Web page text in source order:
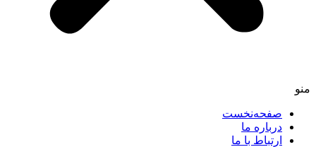
منو
صفحه‌نخست
درباره ما
ارتباط با ما